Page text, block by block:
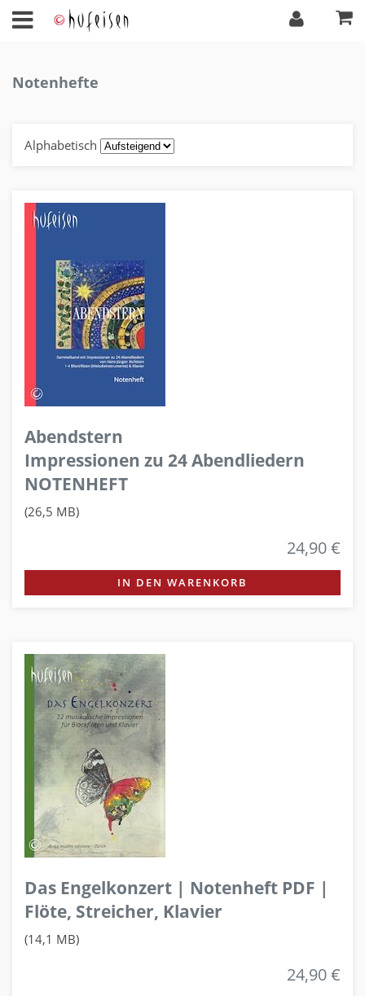
Notenhefte
Alphabetisch
Abendstern
Impressionen zu 24 Abendliedern
NOTENHEFT
(26,5 MB)
24,90 €
IN DEN WARENKORB
Das Engelkonzert | Notenheft PDF |
Flöte, Streicher, Klavier
(14,1 MB)
24,90 €